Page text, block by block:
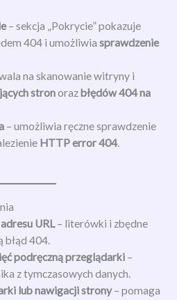
– sekcja „Pokrycie” pokazuje
404 i umożliwia sprawdzenie
na skanowanie witryny i
stronorazbłędów 404 na
– umożliwia ręczne sprawdzenie
HTTP error 404.
URL– literówki i zbędne
błąd 404.
podręczną przeglądarki –
z tymczasowych danych.
lub nawigacji strony– pomaga